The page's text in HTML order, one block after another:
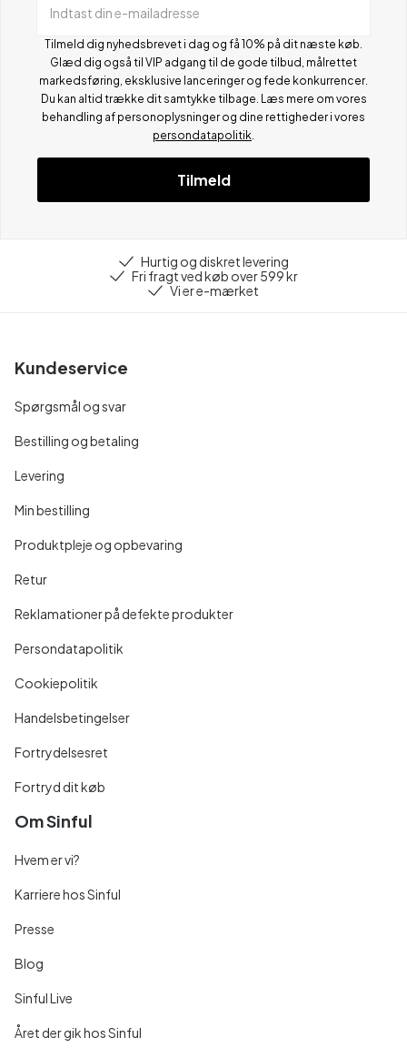
Indtast din e-mailadresse
Tilmeld dig nyhedsbrevet i dag og få 10% på dit næste køb.
Glæd dig også til VIP adgang til de gode tilbud, målrettet
markedsføring, eksklusive lanceringer og fede konkurrencer.
Du kan altid trække dit samtykke tilbage. Læs mere om vores
behandling af personoplysninger og dine rettigheder i vores
persondatapolitik.
Tilmeld
Hurtig og diskret levering
Fri fragt ved køb over 599 kr
Vi er e-mærket
Kundeservice
Spørgsmål og svar
Bestilling og betaling
Levering
Min bestilling
Produktpleje og opbevaring
Retur
Reklamationer på defekte produkter
Persondatapolitik
Cookiepolitik
Handelsbetingelser
Fortrydelsesret
Fortryd dit køb
Om Sinful
Hvem er vi?
Karriere hos Sinful
Presse
Blog
Sinful Live
Året der gik hos Sinful